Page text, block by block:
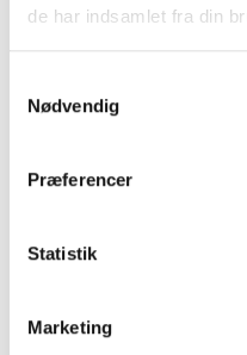
de har indsamlet fra din
Nødvendig
Præferencer
Statistik
Marketing